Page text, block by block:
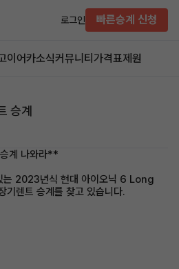
로그인 빠른승계 신청
이어카소식커뮤니티 가격표제원
승계
계 나와라**
는 2023년식 현대 아이오닉 6 Long
렌트 승계를 찾고 있습니다.